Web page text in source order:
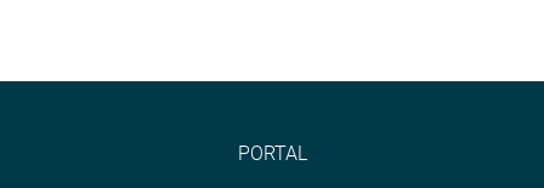
PORTAL